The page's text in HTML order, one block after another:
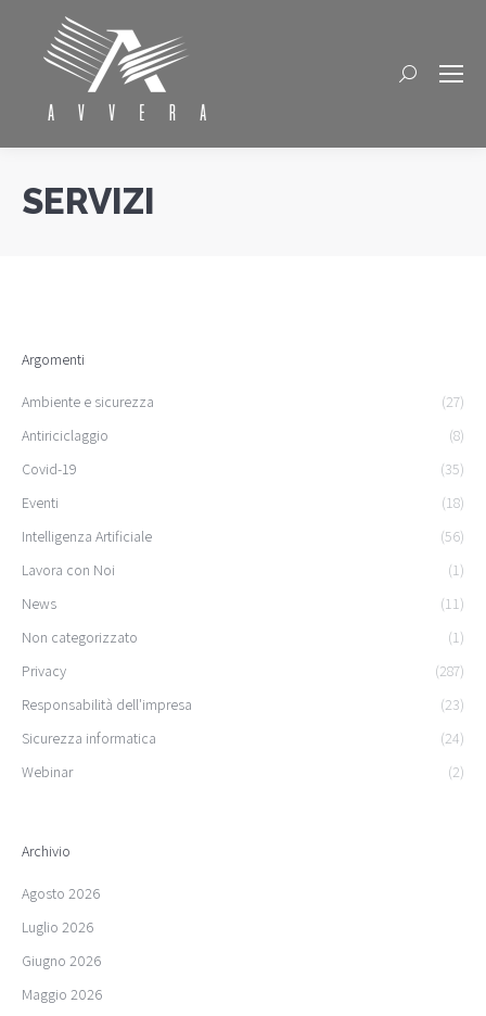
Cerca
SERVIZI
Argomenti
Ambiente e sicurezza
(27)
Antiriciclaggio
(8)
Covid-19
(35)
Eventi
(18)
Intelligenza Artificiale
(56)
Lavora con Noi
(1)
News
(11)
Non categorizzato
(1)
Privacy
(287)
Responsabilità dell'impresa
(23)
Sicurezza informatica
(24)
Webinar
(2)
Archivio
Agosto 2026
Luglio 2026
Giugno 2026
Maggio 2026